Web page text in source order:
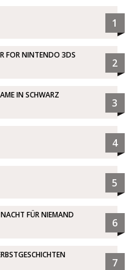
1
FOR NINTENDO 3DS
2
IN SCHWARZ
3
4
5
FÜR NIEMAND
6
7